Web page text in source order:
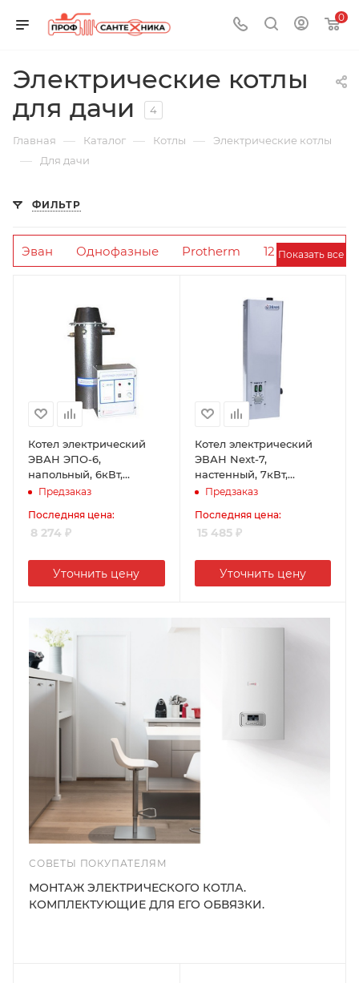
0
Электрические котлы
для дачи
4
Главная — Каталог — Котлы — Электрические котлы
— Для дачи
ФИЛЬТР
Эван Однофазные Protherm
12 кВт
30 кВт
Настенные
Показать все
Котел электрический
ЭВАН ЭПО-6,
напольный, 6кВт,
одноконтурный, 220V,
Предзаказ
Последняя цена:
8 274 ₽
Уточнить цену
Котел электрический
ЭВАН Next-7,
настенный, 7кВт,
одноконтурный, 220-
Предзаказ
Последняя цена:
15 485₽
Уточнить цену
СОВЕТЫ ПОКУПАТЕЛЯМ
МОНТАЖ ЭЛЕКТРИЧЕСКОГО КОТЛА.
КОМПЛЕКТУЮЩИЕ ДЛЯ ЕГО ОБВЯЗКИ.